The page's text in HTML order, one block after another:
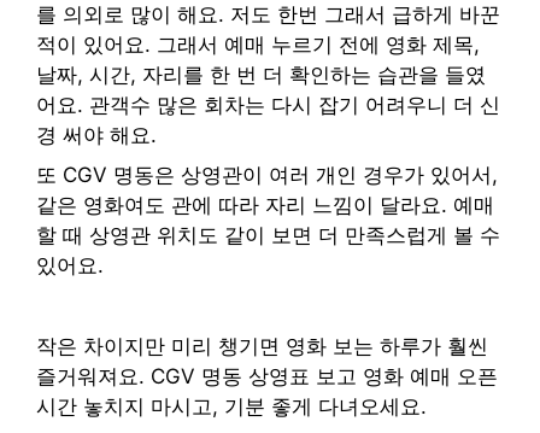
를 의외로 많이 해요. 저도 한번 그래서 급하게 바꾼
적이 있어요. 그래서 예매 누르기 전에 영화 제목,
날짜, 시간, 자리를 한 번 더 확인하는 습관을 들였
어요. 관객수 많은 회차는 다시 잡기 어려우니 더 신
경 써야 해요.
또 CGV 명동은 상영관이 여러 개인 경우가 있어서,
같은 영화여도 관에 따라 자리 느낌이 달라요. 예매
할 때 상영관 위치도 같이 보면 더 만족스럽게 볼 수
있어요.
작은 차이지만 미리 챙기면 영화 보는 하루가 훨씬
즐거워져요. CGV 명동 상영표 보고 영화 예매 오픈
시간 놓치지 마시고, 기분 좋게 다녀오세요.